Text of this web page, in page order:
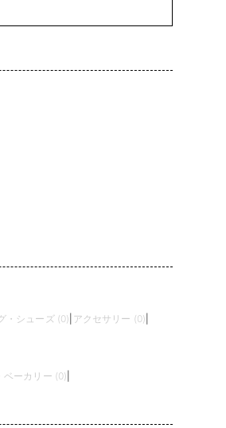
・シューズ (0) アクセサリー (0)
ベーカリー (0)